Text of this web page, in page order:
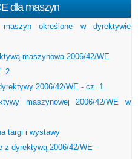
dla maszyn
określone w dyrektywie
maszynowa 2006/42/WE
2
2006/42/WE - cz. 1
maszynowej 2006/42/WE w
targi i wystawy
z dyrektywą 2006/42/WE